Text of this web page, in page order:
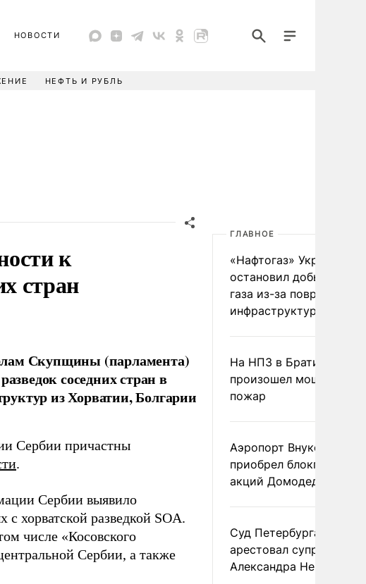
НОВОСТИ
НЕФТЬ И РУБЛЬ
к
стран
Скупщины (парламента)
соседних стран в
из Хорватии, Болгарии
Сербии причастны
.
Сербии выявило
с хорватской разведкой SOA.
числе «Косовского
Сербии, а также
ГЛАВНОЕ
«Нафтогаз» Украины
остановил добычу
газа из-за повреждения
инфраструктуры
На НПЗ в Братиславе
произошел мощный
пожар
Аэропорт Внуково
приобрел блокпакет
акций Домодедово
Суд Петербурга заочно
арестовал супругу
Александра Невзорова